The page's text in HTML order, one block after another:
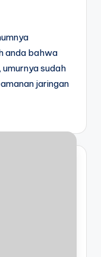
anda bahwa
sudah
jaringan